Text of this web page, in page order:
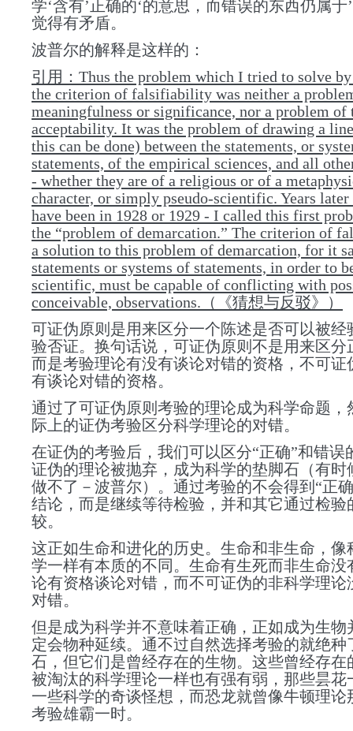
学‘含有’正确的‘的意思，而错误的东西仍属于
觉得有矛盾。
波普尔的解释是这样的：
引用：Thus the problem which I tried to solve
the criterion of falsifiability was neither a
meaningfulness or significance, nor a problem of
acceptability. It was the problem of drawing a
this can be done) between the statements, or
statements, of the empirical sciences, and all
- whether they are of a religious or of a
character, or simply pseudo-scientific. Years
have been in 1928 or 1929 - I called this first
the “problem of demarcation.” The criterion of
a solution to this problem of demarcation, for it
statements or systems of statements, in order to
scientific, must be capable of conflicting with
conceivable, observations. （《猜想与反驳》）
可证伪原则是用来区分一个陈述是否可以被经
验否证。换句话说，可证伪原则 不是用来区分
而是考验理论有没有谈论对错的资格，不可证
有谈论对错的资格。
通过了可证伪原则 考验的理论成为科学命题，
际上的证伪考验区分科学理论的对错。
在证伪的考验后，我们可以区分“正确”和错误
证伪的理论被抛弃，成为科学的垫脚石（有时
做不了－波普尔）。通过考验的不会得到“正确
结论，而是继续等待检验，并和其它通过检验
较。
这正如生命和进化的历史。生命和非生命，像
学一样有本质的不同。生命有生死而非生命没
论有资格谈论对错，而不可证伪的非科学理论
对错。
但是成为科学并不意味着正确，正如成为生物
定会物种延续。通不过自然选择考验的就绝种
石，但它们是曾经存在的生物。这些曾经存在
被淘汰的科学理论一样也有强有弱，那些昙花
一些科学的奇谈怪想， 而恐龙就曾像牛顿理论
考验雄霸一时。